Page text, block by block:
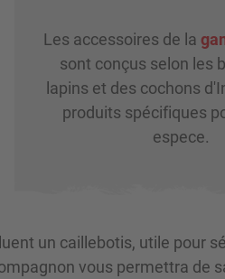
Les accessoires de la
sont conçus selon les
lapins et des cochons
produits spécifiques
espece.
un caillebotis, utile pour
vous permettra de